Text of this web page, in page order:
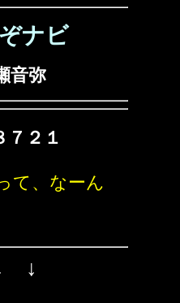
ナビ
音弥
７２１
て、なーん
↓